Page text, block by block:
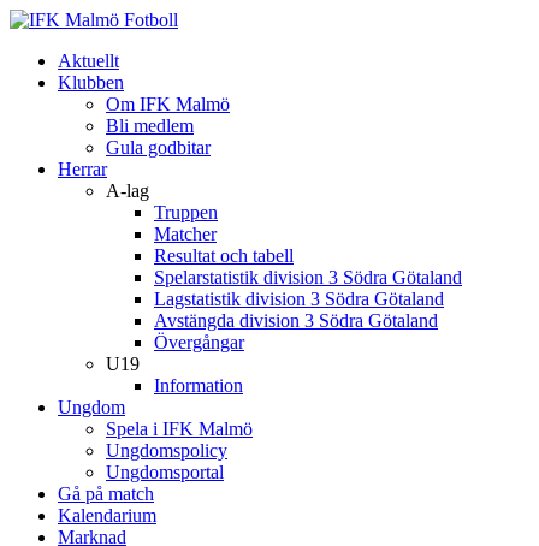
Aktuellt
Klubben
Om IFK Malmö
Bli medlem
Gula godbitar
Herrar
A-lag
Truppen
Matcher
Resultat och tabell
Spelarstatistik division 3 Södra Götaland
Lagstatistik division 3 Södra Götaland
Avstängda division 3 Södra Götaland
Övergångar
U19
Information
Ungdom
Spela i IFK Malmö
Ungdomspolicy
Ungdomsportal
Gå på match
Kalendarium
Marknad